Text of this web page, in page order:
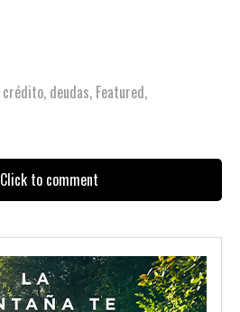
crédito, deudas, Featured,
Click to comment